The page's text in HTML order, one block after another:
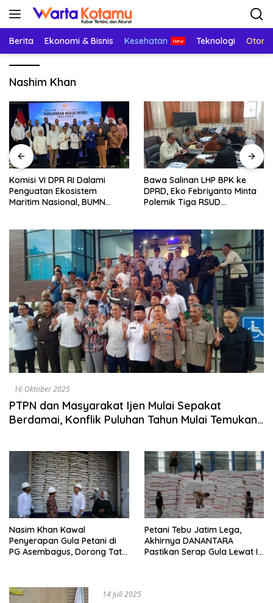
Langsung
Berita Ekonomi & Bisnis Kesehatan Teknologi
Nashim Khan
Komisi VI DPR RI Dalami
Penguatan Ekosistem
Maritim Nasional, BUMN
Bawa Salinan LHP BPK ke
DPRD, Eko Febriyanto Minta
Polemik Tiga RSUD
16 Oktober 2025
PTPN dan Masyarakat Ijen Mulai Sepakat
Berdamai, Konflik Puluhan Tahun Mulai Temukan
Nasim Khan Kawal
Penyerapan Gula Petani di
PG Asembagus, Dorong Tata
Petani Tebu Jatim Lega,
Akhirnya DANANTARA
Pastikan Serap Gula Lewat ID
14 Juli 2025